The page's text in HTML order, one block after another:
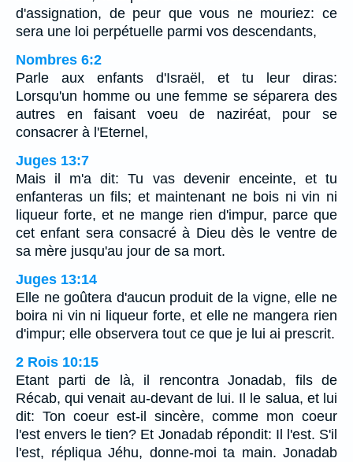
d'assignation, de peur que vous ne mouriez: ce
sera une loi perpétuelle parmi vos descendants,
Nombres 6:2
Parle aux enfants d'Israël, et tu leur diras:
Lorsqu'un homme ou une femme se séparera des
autres en faisant voeu de naziréat, pour se
consacrer à l'Eternel,
Juges 13:7
Mais il m'a dit: Tu vas devenir enceinte, et tu
enfanteras un fils; et maintenant ne bois ni vin ni
liqueur forte, et ne mange rien d'impur, parce que
cet enfant sera consacré à Dieu dès le ventre de
sa mère jusqu'au jour de sa mort.
Juges 13:14
Elle ne goûtera d'aucun produit de la vigne, elle ne
boira ni vin ni liqueur forte, et elle ne mangera rien
d'impur; elle observera tout ce que je lui ai prescrit.
2 Rois 10:15
Etant parti de là, il rencontra Jonadab, fils de
Récab, qui venait au-devant de lui. Il le salua, et lui
dit: Ton coeur est-il sincère, comme mon coeur
l'est envers le tien? Et Jonadab répondit: Il l'est. S'il
l'est, répliqua Jéhu, donne-moi ta main. Jonadab